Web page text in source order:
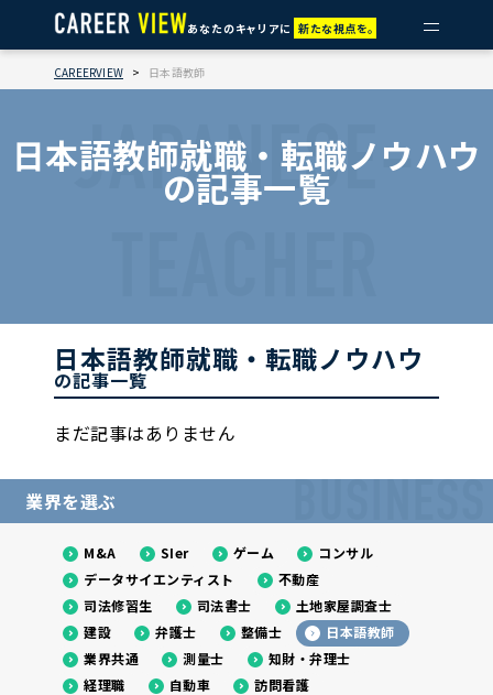
あなたのキャリアに 新たな視点を。
CAREERVIEW > 日本語教師
日本語教師就職・転職ノウハウ
の記事一覧
JAPANESE-
日本語教師就職・転職ノウハウ
の記事一覧
まだ記事はありません
業界を選ぶ BUSINESS
M&A SIer ゲーム
コンサル
データサイエンティスト
不動産
司法修習生
司法書士
土地家屋調査士
建設
弁護士 整備士
日本語教師
業界共通
測量士
知財・弁理士
経理職
自動車 訪問看護